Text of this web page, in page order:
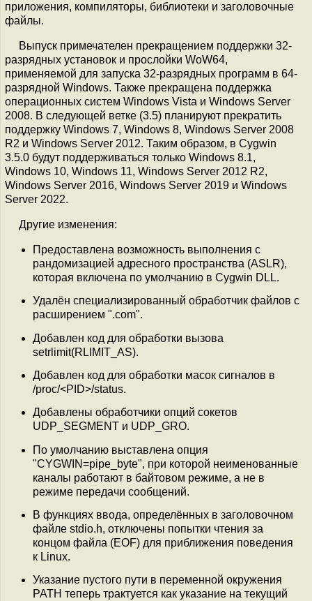
приложения, компиляторы, библиотеки и заголовочные
файлы.
Выпуск примечателен прекращением поддержки 32-
разрядных установок и прослойки WoW64,
применяемой для запуска 32-разрядных программ в 64-
разрядной Windows. Также прекращена поддержка
операционных систем Windows Vista и Windows Server
2008. В следующей ветке (3.5) планируют прекратить
поддержку Windows 7, Windows 8, Windows Server 2008
R2 и Windows Server 2012. Таким образом, в Cygwin
3.5.0 будут поддерживаться только Windows 8.1,
Windows 10, Windows 11, Windows Server 2012 R2,
Windows Server 2016, Windows Server 2019 и Windows
Server 2022.
Другие изменения:
Предоставлена возможность выполнения с
рандомизацией адресного пространства (ASLR),
которая включена по умолчанию в Cygwin DLL.
Удалён специализированный обработчик файлов с
расширением ".com".
Добавлен код для обработки вызова
setrlimit(RLIMIT_AS).
Добавлен код для обработки масок сигналов в
/proc/<PID>/status.
Добавлены обработчики опций сокетов
UDP_SEGMENT и UDP_GRO.
По умолчанию выставлена опция
"CYGWIN=pipe_byte", при которой неименованные
каналы работают в байтовом режиме, а не в
режиме передачи сообщений.
В функциях ввода, определённых в заголовочном
файле stdio.h, отключены попытки чтения за
концом файла (EOF) для приближения поведения
к Linux.
Указание пустого пути в переменной окружения
PATH теперь трактуется как указание на текущий